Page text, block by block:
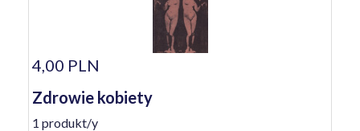
4,00 PLN
Zdrowie kobiety
1 produkt/y